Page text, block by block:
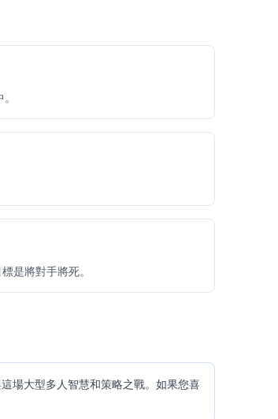
是將對手將死。
場大型多人智慧和策略之戰。如果您喜